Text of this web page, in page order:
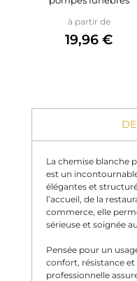
à partir dePrix
19,96 €
La chemise blanche
est un
élégantes et
l’accueil, de la
commerce, elle
sérieuse et soignée
Pensée pour un
confort, résistance et
professionnelle